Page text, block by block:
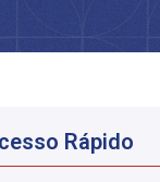
Rápido